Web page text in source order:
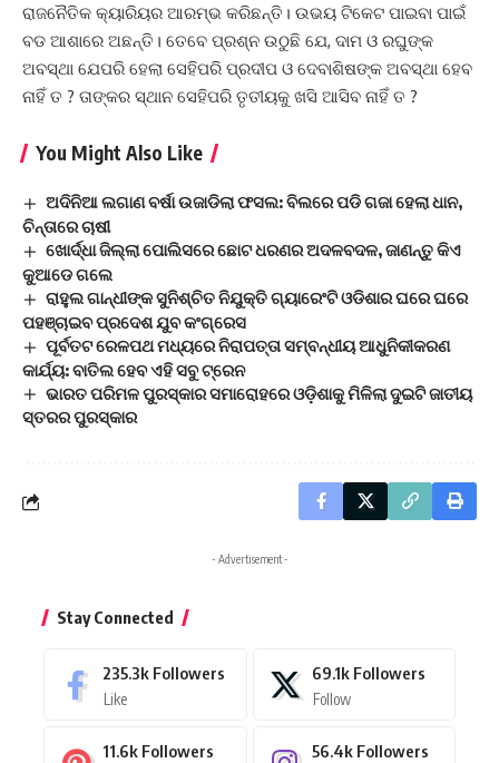
ରାଜନୈତିକ କ୍ୟାରିୟର ଆରମ୍ଭ କରିଛନ୍ତି। ଉଭୟ ଟିକେଟ ପାଇବା ପାଇଁ
ବଡ ଆଶାରେ ଅଛନ୍ତି। ତେବେ ପ୍ରଶ୍ନ ଉଠୁଛି ଯେ, ଦାମ ଓ ରଘୁଙ୍କ
ଅବସ୍ଥା ଯେପରି ହେଲା ସେହିପରି ପ୍ରଦୀପ ଓ ଦେବାଶିଷଙ୍କ ଅବସ୍ଥା ହେବ
ନାହିଁ ତ ? ତାଙ୍କର ସ୍ଥାନ ସେହିପରି ତୃତୀୟକୁ ଖସି ଆସିବ ନାହିଁ ତ ?
You Might Also Like
ଅଦିନିଆ ଲଗାଣ ବର୍ଷା ଉଜାଡିଲା ଫସଲ: ବିଲରେ ପଡି ଗଜା ହେଲା ଧାନ,
ଚିନ୍ତାରେ ଚାଷୀ
ଖୋର୍ଦ୍ଧା ଜିଲ୍ଲା ପୋଲିସରେ ଛୋଟ ଧରଣର ଅଦଳବଦଳ, ଜାଣନ୍ତୁ କିଏ
କୁଆଡେ ଗଲେ
ରାହୁଲ ଗାନ୍ଧୀଙ୍କ ସୁନିଶ୍ଚିତ ନିଯୁକ୍ତି ଗ୍ୟାରେଂଟି ଓଡିଶାର ଘରେ ଘରେ
ପହଞ୍ଚାଇବ ପ୍ରଦେଶ ଯୁବ କଂଗ୍ରେସ
ପୂର୍ବତଟ ରେଳପଥ ମଧ୍ୟରେ ନିରାପତ୍ତା ସମ୍ବନ୍ଧୀୟ ଆଧୁନିକୀକରଣ
କାର୍ଯ୍ୟ: ବାତିଲ ହେବ ଏହି ସବୁ ଟ୍ରେନ
ଭାରତ ପରିମଳ ପୁରସ୍କାର ସମାରୋହରେ ଓଡ଼ିଶାକୁ ମିଳିଲା ଦୁଇଟି ଜାତୀୟ
ସ୍ତରର ପୁରସ୍କାର
- Advertisement -
Stay Connected
235.3k Followers
Like
69.1k Followers
Follow
11.6k Followers 56.4k Followers